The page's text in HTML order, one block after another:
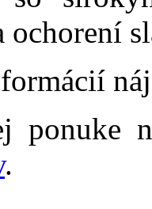
ochorení
ponuke
.